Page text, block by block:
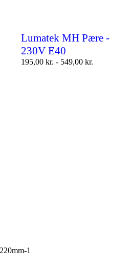
Lumatek MH Pære -
230V E40
195,00 kr. - 549,00 kr.